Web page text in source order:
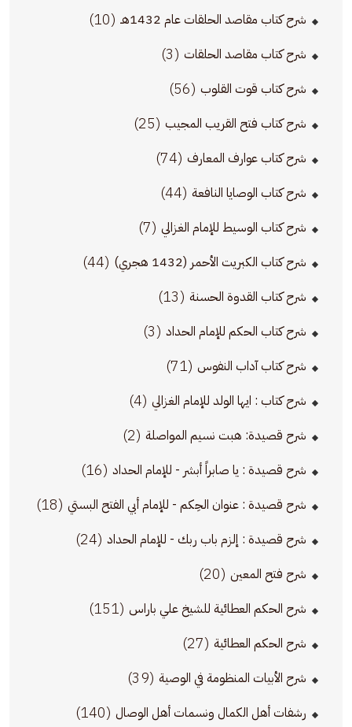
شرح كتاب مقاصد الحلقات عام 1432هـ (10)
شرح كتاب مقاصد الحلقات (3)
شرح كتاب قوت القلوب (56)
شرح كتاب فتح القريب المجيب (25)
شرح كتاب عوارف المعارف (74)
شرح كتاب الوصايا النافعة (44)
شرح كتاب الوسيط للإمام الغزالي (7)
شرح كتاب الكبريت الأحمر (1432 هجري) (44)
شرح كتاب القدوة الحسنة (13)
شرح كتاب الحكم للإمام الحداد (3)
شرح كتاب آداب النفوس (71)
شرح كتاب : ايها الولد للإمام الغزالي (4)
شرح قصيدة: هبت نسيم المواصلة (2)
شرح قصيدة : يا صابراً أبشر - للإمام الحداد (16)
شرح قصيدة : عنوان الحِكم - للإمام أبي الفتح البستي (18)
شرح قصيدة : إلزم باب ربك - للإمام الحداد (24)
شرح فتح المعين (20)
شرح الحكم العطائية للشيخ علي باراس (151)
شرح الحكم العطائية (27)
شرح الأبيات المنظومة في الوصية (39)
رشفات أهل الكمال ونسمات أهل الوصال (140)